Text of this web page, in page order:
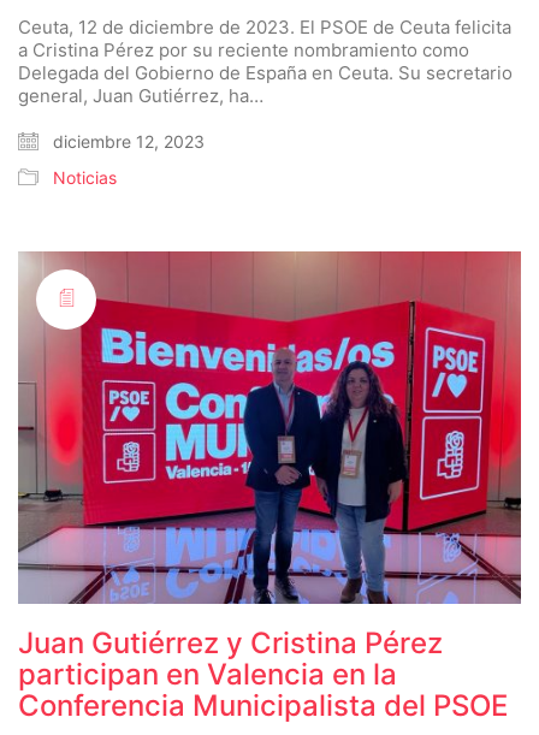
Ceuta, 12 de diciembre de 2023. El PSOE de Ceuta felicita
a Cristina Pérez por su reciente nombramiento como
Delegada del Gobierno de España en Ceuta. Su secretario
general, Juan Gutiérrez, ha…
diciembre 12, 2023
Noticias
Juan Gutiérrez y Cristina Pérez
participan en Valencia en la
Conferencia Municipalista del PSOE